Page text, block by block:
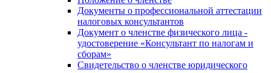
Документы о профессиональной аттестации
налоговых консультантов
Документ о членстве физического лица -
удостоверение «Консультант по налогам и
сборам»
Свидетельство о членстве юридического